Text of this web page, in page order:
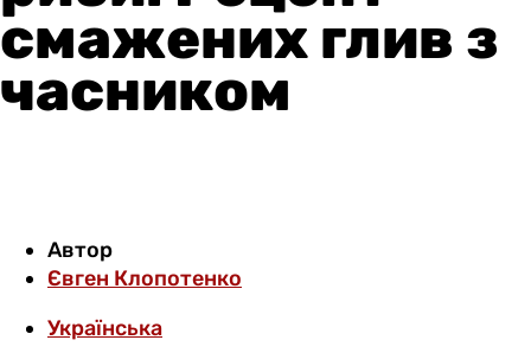
смажених глив з
часником
Автор
Євген Клопотенко
Українська